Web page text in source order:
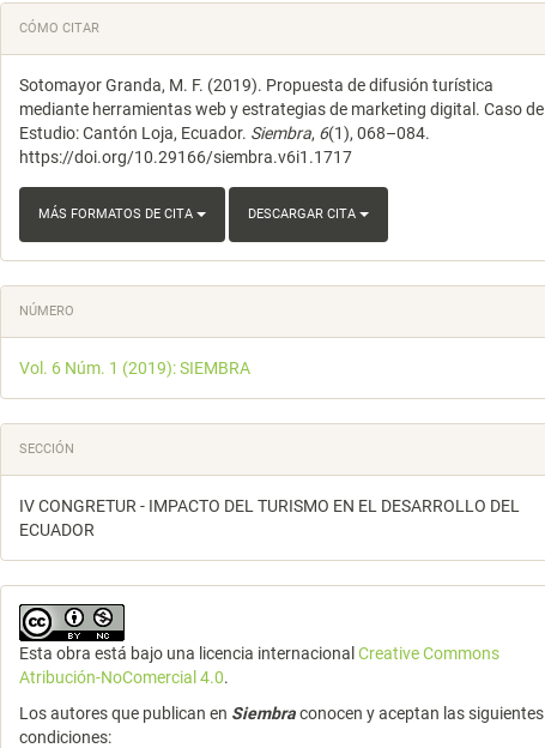
Detalles
del
artículo
CÓMO CITAR
Sotomayor Granda, M. F. (2019). Propuesta de difusión turística
mediante herramientas web y estrategias de marketing digital. Caso de
Estudio: Cantón Loja, Ecuador. Siembra, 6(1), 068–084.
https://doi.org/10.29166/siembra.v6i1.1717
MÁS FORMATOS DE CITA DESCARGAR CITA
NÚMERO
Vol. 6 Núm. 1 (2019): SIEMBRA
SECCIÓN
IV CONGRETUR - IMPACTO DEL TURISMO EN EL DESARROLLO DEL
ECUADOR
Esta obra está bajo una licencia internacionalCreative Commons
Atribución-NoComercial 4.0.
Los autores que publican en Siembraconocen y aceptan las siguientes
condiciones: